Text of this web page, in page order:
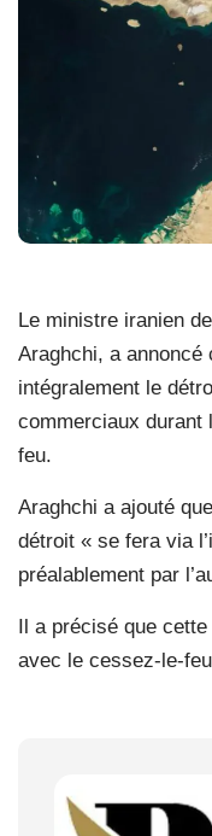
Le ministre iranien
Araghchi, a annoncé
intégralement le
commerciaux durant
feu.
Araghchi a ajouté
détroit « se fera via
préalablement par
Il a précisé que
avec le cessez-le-